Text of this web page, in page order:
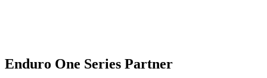
Enduro One Series Partner